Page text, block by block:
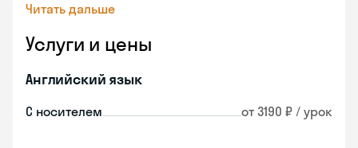
Читать дальше
Услуги и цены
Английский язык
С носителем от 3190 ₽ / урок